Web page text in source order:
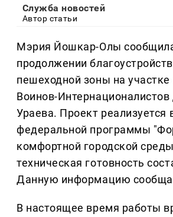
Служба новостей
Автор статьи
Мэрия Йошкар-Олы
продолжении
пешеходной зоны на участке
Воинов-Интернационалистов
Ураева. Проект реализуется
федеральной программы
комфортной городской
техническая готовность
Данную информацию
В настоящее время работы